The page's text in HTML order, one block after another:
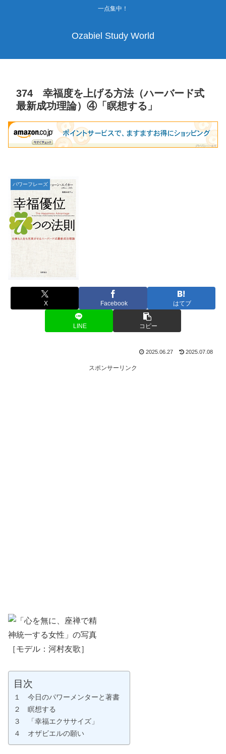
一点集中！
Ozabiel Study World
374 幸福度を上げる方法（ハーバード式
最新成功理論）④「瞑想する」
パワーフレーズ
X Facebook はてブ
LINE コピー
2025.06.27 2025.07.08
スポンサーリンク
目次
１ 今日のパワーメンターと著書
２ 瞑想する
３ 「幸福エクササイズ」
４ オザビエルの願い